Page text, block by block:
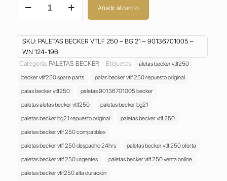
BECKER
BG
21
WN
124-
cantidad
Añadir al carrito
SKU: PALETAS BECKER VTLF 250 – BG 21 – 90136701005 –
WN 124-196
Categoría: PALETAS BECKER Etiquetas:
aletas becker vtlf250
becker vtlf250 spare parts
palas becker vtlf 250 repuesto original
palas becker vtlf250
paletas 90136701005 becker
paletas aletas becker vtlf250
paletas becker bg21
paletas becker bg21 repuesto original
paletas becker vtlf 250
paletas becker vtlf 250 compatibles
paletas becker vtlf 250 despacho 24hrs
paletas becker vtlf 250 oferta
paletas becker vtlf 250 urgentes
paletas becker vtlf 250 venta online
paletas becker vtlf250 alta duración